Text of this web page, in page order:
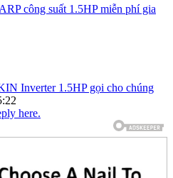
công suất 1.5HP miễn phí gia
Inverter 1.5HP gọi cho chúng
here.